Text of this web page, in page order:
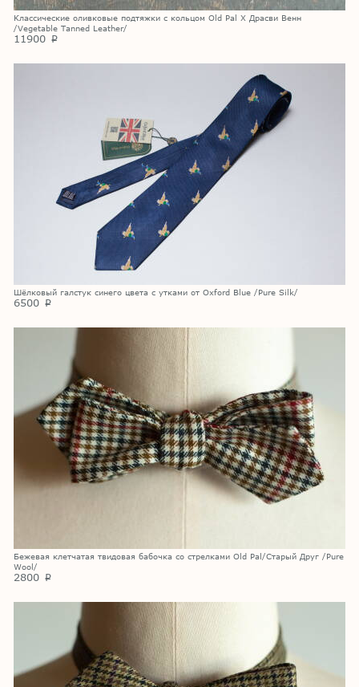
Классические оливковые подтяжки с кольцом Old Pal X Драсви Венн
/Vegetable Tanned Leather/
11900 p
Шёлковый галстук синего цвета с утками от Oxford Blue /Pure Silk/
6500 p
Бежевая клетчатая твидовая бабочка со стрелками Old Pal/Старый Друг /Pure
Wool/
2800 p